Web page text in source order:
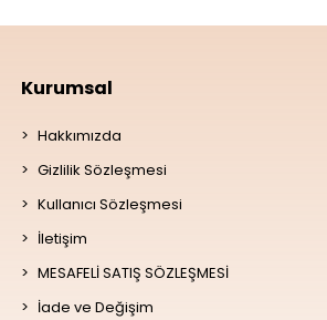
Kurumsal
Hakkımızda
Gizlilik Sözleşmesi
Kullanıcı Sözleşmesi
İletişim
MESAFELİ SATIŞ SÖZLEŞMESİ
İade ve Değişim